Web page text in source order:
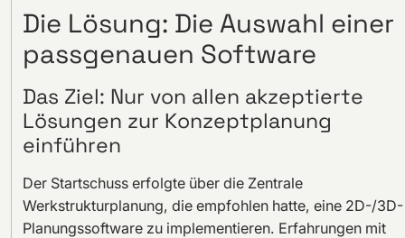
Die Lösung: Die Auswahl einer
passgenauen Software
Das Ziel: Nur von allen akzeptierte
Lösungen zur Konzeptplanung
einführen
Der Startschuss erfolgte über die Zentrale
Werkstrukturplanung, die empfohlen hatte, eine 2D-/3D-
Planungssoftware zu implementieren. Erfahrungen mit